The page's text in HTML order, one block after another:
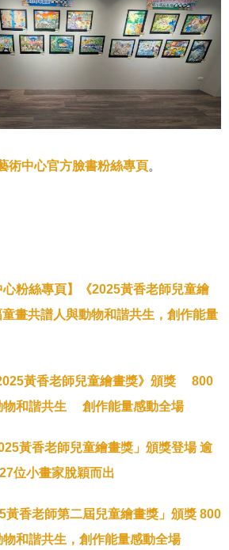
術中心官方臉書粉絲專頁。
心粉絲專頁】《2025黃香老師兒童繪
畫共譜人與動物和諧共生，創作能量
黃香老師兒童繪畫獎》頒獎 800
物和諧共生 創作能量感動全場
黃香老師兒童繪畫獎」頒獎登場 逾
位小畫家脫穎而出
黃香老師第二屆兒童繪畫獎」頒獎 800
和諧共生，創作能量感動全場